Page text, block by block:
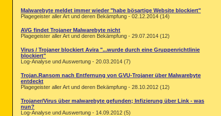
Malwarebyte meldet immer wieder "habe bösartige Website blockiert"
Plagegeister aller Art und deren Bekämpfung - 02.12.2014 (14)
AVG findet Trojaner Malwarebyte nicht
Plagegeister aller Art und deren Bekämpfung - 29.07.2014 (12)
Virus / Trojaner blockiert Avira "...wurde durch eine Gruppenrichtlinie
blockiert"
Log-Analyse und Auswertung - 20.03.2014 (7)
Trojan.Ransom nach Entfernung von GVU-Trojaner über Malwarebyte
entdeckt
Plagegeister aller Art und deren Bekämpfung - 28.10.2012 (12)
Trojaner/Virus über malwarebyte gefunden; Infizierung über Link - was
nun?
Log-Analyse und Auswertung - 14.09.2012 (5)